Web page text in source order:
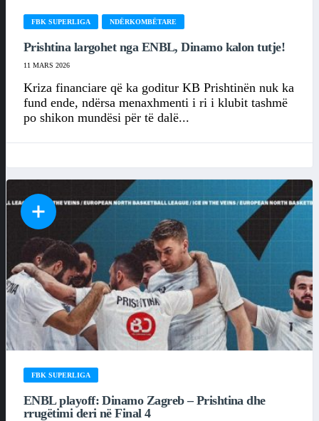
FBK SUPERLIGA NDËRKOMBËTARE
Prishtina largohet nga ENBL, Dinamo kalon tutje!
11 MARS 2026
Kriza financiare që ka goditur KB Prishtinën nuk ka
fund ende, ndërsa menaxhmenti i ri i klubit tashmë
po shikon mundësi për të dalë...
FBK SUPERLIGA
ENBL playoff: Dinamo Zagreb – Prishtina dhe
rrugëtimi deri në Final 4